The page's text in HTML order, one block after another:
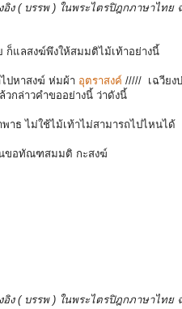
อิง ( บรรพ ) ในพระไตรปิฎกภาษาไทย
ก็แลสงฆ์พึงให้สมมติไม้เท้าอย่างนี้
ปหาสงฆ์ ห่มผ้า อุตราสงค์ ///// เฉวียง
กล่าวคำขออย่างนี้ ว่าดังนี้
าธ ไม่ใช้ไม้เท้าไม่สามารถไปไหนได้
ขอทัณฑสมมติ กะสงฆ์
อิง ( บรรพ ) ในพระไตรปิฎกภาษาไทย